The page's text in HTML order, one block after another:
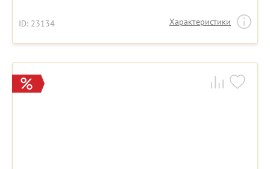
ID: 23134 Характеристики